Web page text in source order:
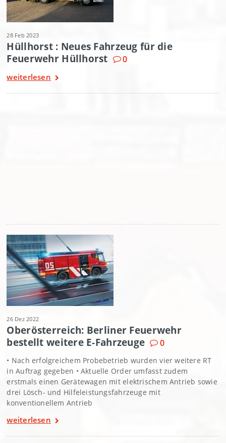
28 Feb 2023
Hüllhorst : Neues Fahrzeug für die
Feuerwehr Hüllhorst
0
weiterlesen
26 Dez 2022
Oberösterreich: Berliner Feuerwehr
bestellt weitere E-Fahrzeuge
0
• Nach erfolgreichem Probebetrieb wurden vier weitere RT
in Auftrag gegeben • Aktuelle Order umfasst zudem
erstmals einen Gerätewagen mit elektrischem Antrieb sowie
drei Lösch- und Hilfeleistungsfahrzeuge mit
konventionellem Antrieb
weiterlesen